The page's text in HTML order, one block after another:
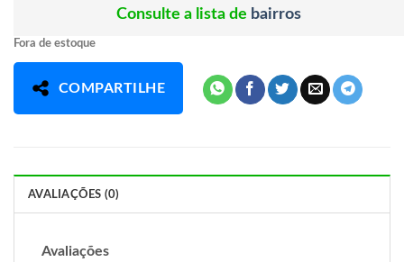
Consulte a lista de bairros
Fora de estoque
COMPARTILHE
AVALIAÇÕES (0)
Avaliações